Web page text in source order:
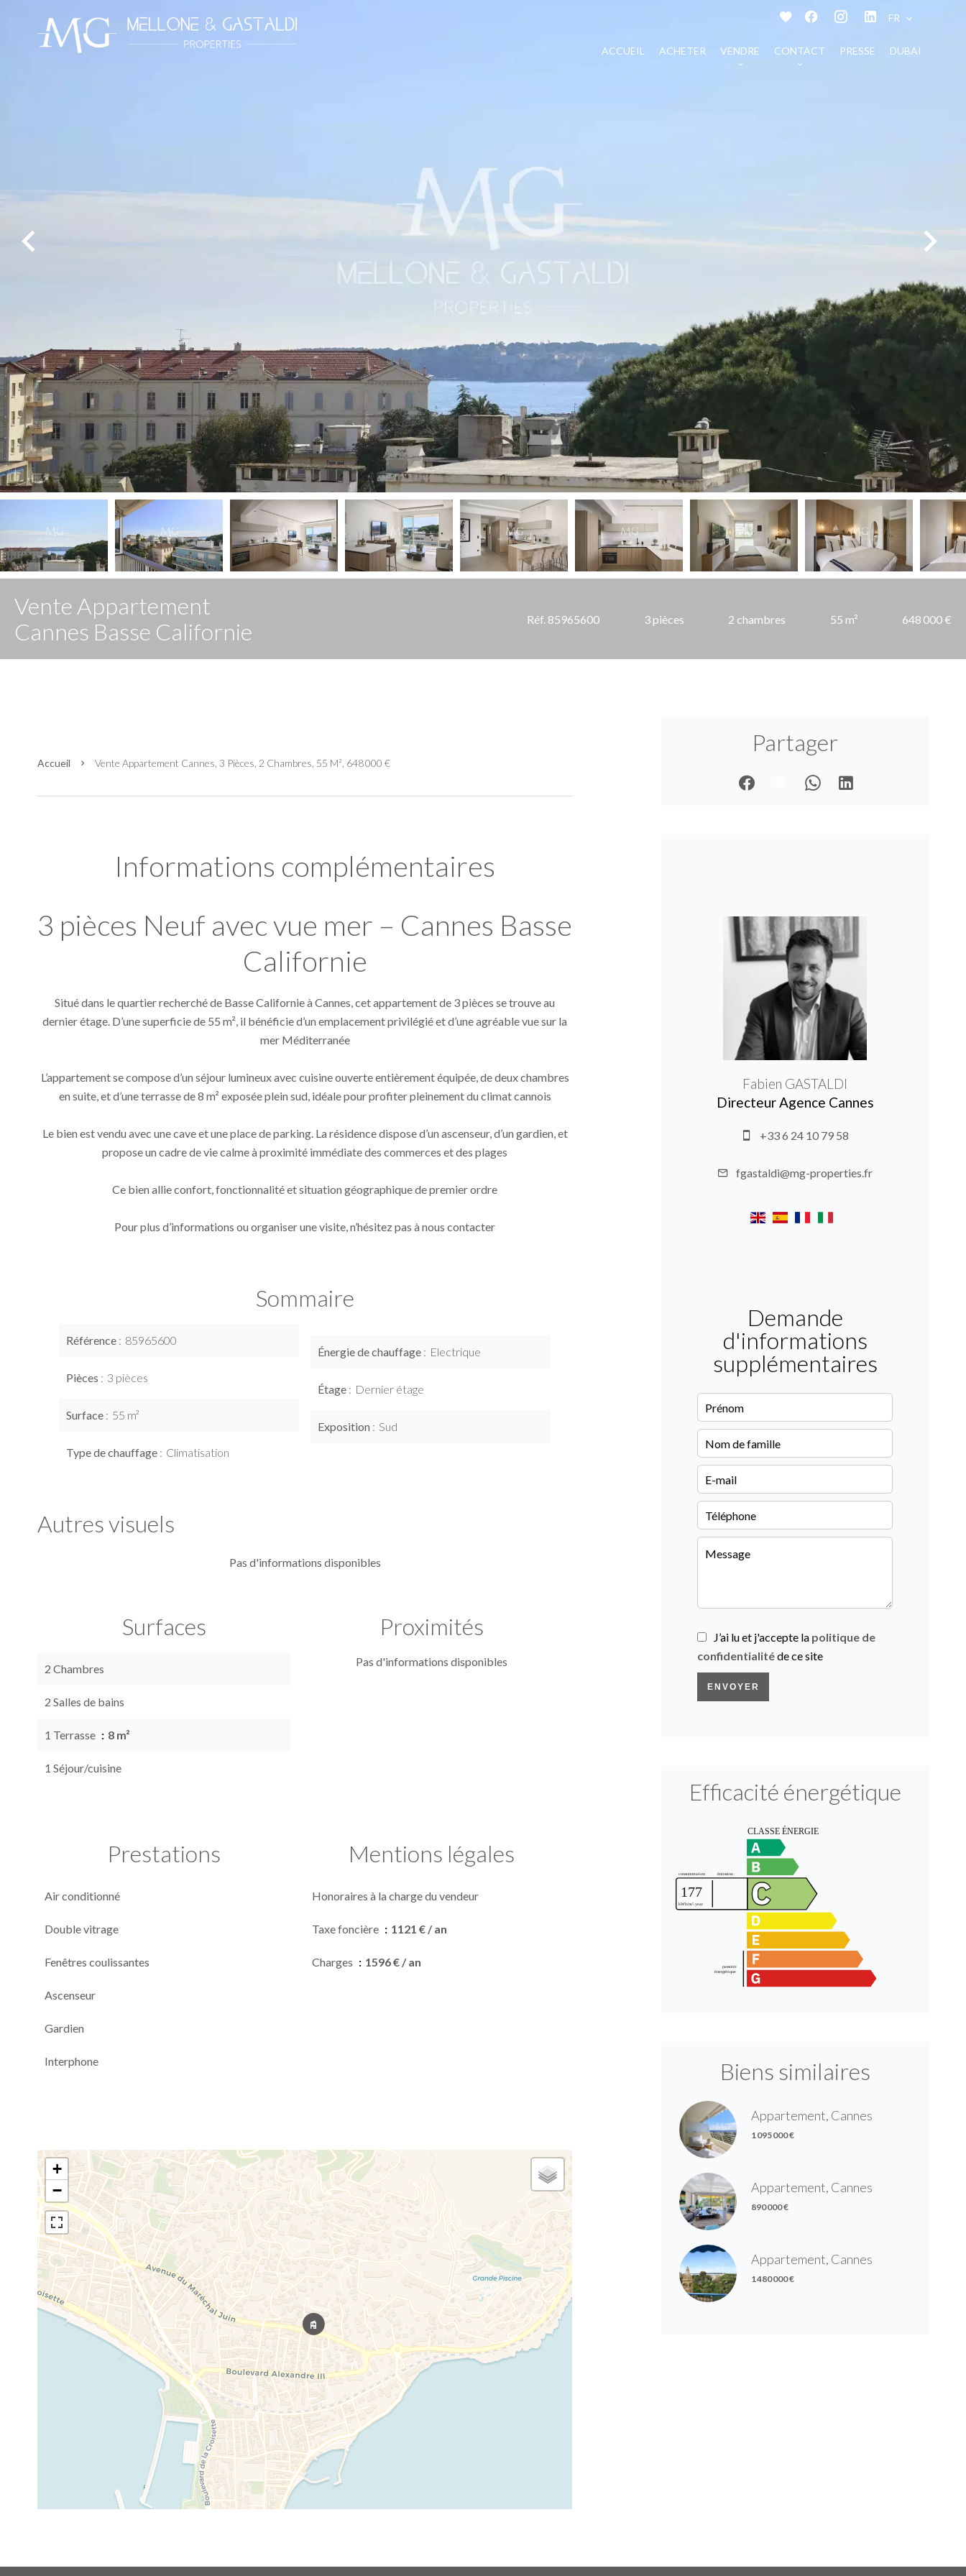
FR
ACCUEIL ACHETER VENDRE CONTACT PRESSE DUBAI
Vente Appartement
Cannes Basse Californie
Réf. 85965600 3 pièces 2 chambres 55 m² 648 000 €
Accueil Vente Appartement Cannes, 3 Pièces, 2 Chambres, 55 M², 648 000 €
Informations complémentaires
3 pièces Neuf avec vue mer – Cannes Basse
Californie
Situé dans le quartier recherché de Basse Californie à Cannes, cet appartement de 3 pièces se trouve au
dernier étage. D’une superficie de 55 m², il bénéficie d’un emplacement privilégié et d’une agréable vue sur la
mer Méditerranée
L’appartement se compose d’un séjour lumineux avec cuisine ouverte entièrement équipée, de deux chambres
en suite, et d’une terrasse de 8 m² exposée plein sud, idéale pour profiter pleinement du climat cannois
Le bien est vendu avec une cave et une place de parking. La résidence dispose d’un ascenseur, d’un gardien, et
propose un cadre de vie calme à proximité immédiate des commerces et des plages
Ce bien allie confort, fonctionnalité et situation géographique de premier ordre
Pour plus d’informations ou organiser une visite, n’hésitez pas à nous contacter
Sommaire
Référence 85965600
Pièces 3 pièces
Surface 55 m²
Type de chauffage Climatisation
Énergie de chauffage Electrique
Étage Dernier étage
Exposition Sud
Autres visuels
Pas d'informations disponibles
Surfaces
2 Chambres
2 Salles de bains
1 Terrasse 8 m²
1 Séjour/cuisine
Proximités
Pas d'informations disponibles
Prestations
Air conditionné
Double vitrage
Fenêtres coulissantes
Ascenseur
Gardien
Interphone
Mentions légales
Honoraires à la charge du vendeur
Taxe foncière 1121 € / an
Charges 1596 € / an
+
−
Partager
Fabien GASTALDI
Directeur Agence Cannes
+33 6 24 10 79 58
fgastaldi@mg-properties.fr
Demande
d'informations
supplémentaires
J’ai lu et j'accepte la politique de
confidentialitéde ce site
ENVOYER
Efficacité énergétique
Biens similaires
Appartement, Cannes
1 095 000 €
Appartement, Cannes
890 000 €
Appartement, Cannes
1 480 000 €